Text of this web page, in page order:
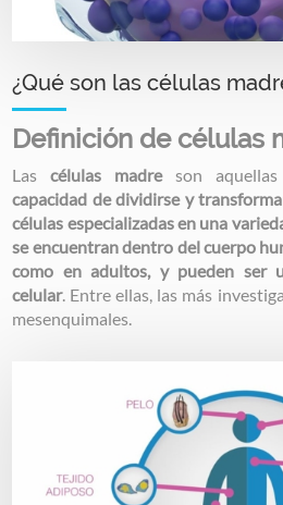
¿Qué son las células
Definición de células
Lascélulas madre son
capacidad de dividirse y
células especializadas en una
se encuentran dentro del cuerpo
como en adultos, y pueden ser
celular. Entre ellas, las más
mesenquimales.